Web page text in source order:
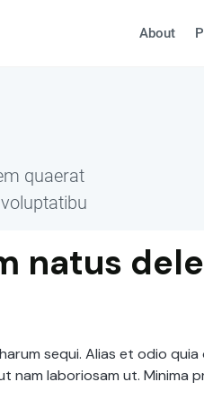
About
quaerat
natus
sequi. Alias et odio quia
nam laboriosam ut. Minima